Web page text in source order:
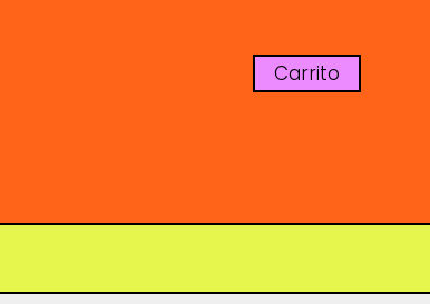
Carrito